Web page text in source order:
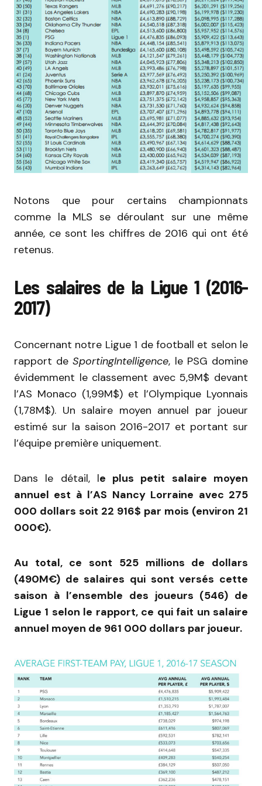
Notons que pour certains championnats
comme la MLS se déroulant sur une même
année, ce sont les chiffres de 2016 qui ont été
retenus.
Les salaires de la Ligue 1 (2016-
2017)
Concernant notre Ligue 1 de football et selon le
rapport deSportingIntelligence, le PSG domine
évidemment le classement avec 5,9M$ devant
l’AS Monaco (1,99M$) et l’Olympique Lyonnais
(1,78M$). Un salaire moyen annuel par joueur
estimé sur la saison 2016-2017 et portant sur
l’équipe première uniquement.
Dans le détail, le plus petit salaire moyen
annuel est à l’AS Nancy Lorraine avec 275
000 dollars soit 22 916$ par mois (environ 21
000€).
Au total, ce sont 525 millions de dollars
(490M€) de salaires qui sont versés cette
saison à l’ensemble des joueurs (546) de
Ligue 1 selon le rapport, ce qui fait un salaire
annuel moyen de 961 000 dollars par joueur.